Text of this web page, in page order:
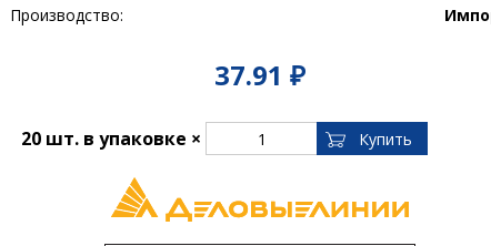
Производство:
37.91 ₽
20 шт. в упаковке ×